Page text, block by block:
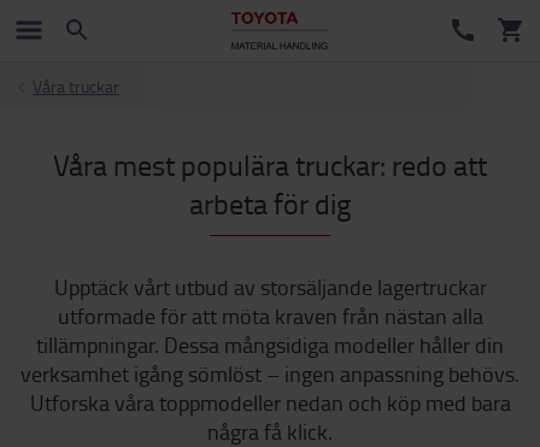
Våra truckar
Våra mest populära truckar: redo att
arbeta för dig
Upptäck vårt utbud av storsäljande lagertruckar
utformade för att möta kraven från nästan alla
tillämpningar. Dessa mångsidiga modeller håller din
verksamhet igång sömlöst – ingen anpassning behövs.
Utforska våra toppmodeller nedan och köp med bara
några få klick.